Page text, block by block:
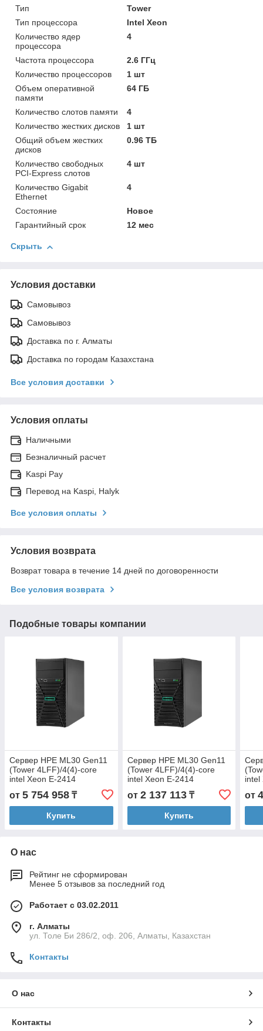
Тип
Tower
Тип процессора
Intel Xeon
Количество ядер
процессора
4
Частота процессора
2.6 ГГц
Количество процессоров
1 шт
Объем оперативной
памяти
64 ГБ
Количество слотов памяти
4
Количество жестких дисков
1 шт
Общий объем жестких
дисков
0.96 ТБ
Количество свободных
PCI-Express слотов
4 шт
Количество Gigabit
Ethernet
4
Состояние
Новое
Гарантийный срок
12 мес
Скрыть
Условия доставки
Самовывоз
Самовывоз
Доставка по г. Алматы
Доставка по городам Казахстана
Все условия доставки
Условия оплаты
Наличными
Безналичный расчет
Kaspi Pay
Перевод на Kaspi, Halyk
Все условия оплаты
Условия возврата
Возврат товара в течение 14 дней по договоренности
Все условия возврата
Подобные товары компании
Сервер HPE ML30 Gen11
(Tower 4LFF)/4(4)-core
intel Xeon E-2414
UDIMM/960GB SSD SATA
Server (nhs)/VROC/RAID
от 5 754 958 ₸
Купить
Сервер HPE ML30 Gen11
(Tower 4LFF)/4(4)-core
intel Xeon E-2414
UDIMM/960GB SSD SATA
Server (nhs)/VROC/RAID
от 2 137 113₸
Купить
intel
DT
от
О нас
Рейтинг не сформирован
Менее 5 отзывов за последний год
Работает с 03.02.2011
г. Алматы
ул. Толе Би 286/2, оф. 206, Алматы, Казахстан
Контакты
О нас
Контакты